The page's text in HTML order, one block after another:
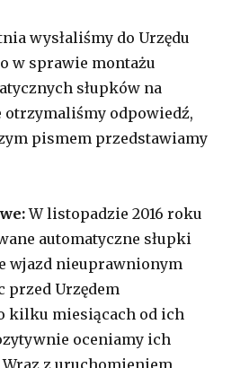
wysłaliśmy do Urzędu
w sprawie montażu
słupków na
otrzymaliśmy odpowiedź,
pismem przedstawiamy
W listopadzie 2016 roku
automatyczne słupki
wjazd nieuprawnionym
przed Urzędem
kilku miesiącach od ich
oceniamy ich
z uruchomieniem